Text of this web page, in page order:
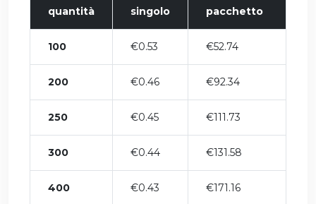
quantità
singolo
pacchetto
100 €0.53 €52.74
200 €0.46 €92.34
250 €0.45 €111.73
300 €0.44 €131.58
400 €0.43 €171.16